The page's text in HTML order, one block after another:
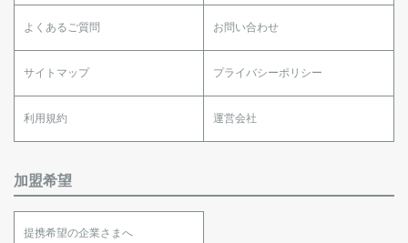
よくあるご質問 お問い合わせ
サイトマップ プライバシーポリシー
利用規約 運営会社
加盟希望
提携希望の企業さまへ